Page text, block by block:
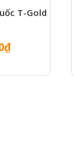
T-Gold
₫Giá
tại